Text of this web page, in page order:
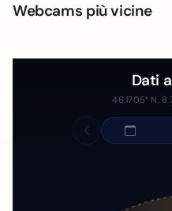
Webcams più vicine
Dati
46.1705° N,